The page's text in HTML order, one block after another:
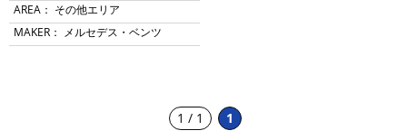
AREA： その他エリア
MAKER： メルセデス・ベンツ
1 / 1 1